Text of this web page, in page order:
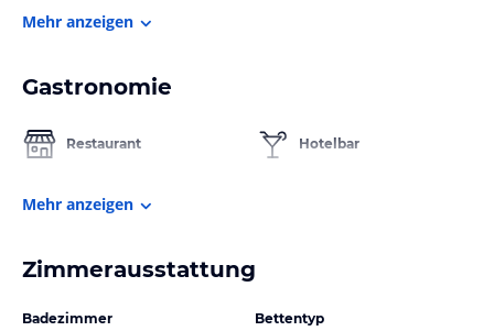
Mehr anzeigen
Gastronomie
Restaurant Hotelbar
Mehr anzeigen
Zimmerausstattung
Badezimmer
Bettentyp